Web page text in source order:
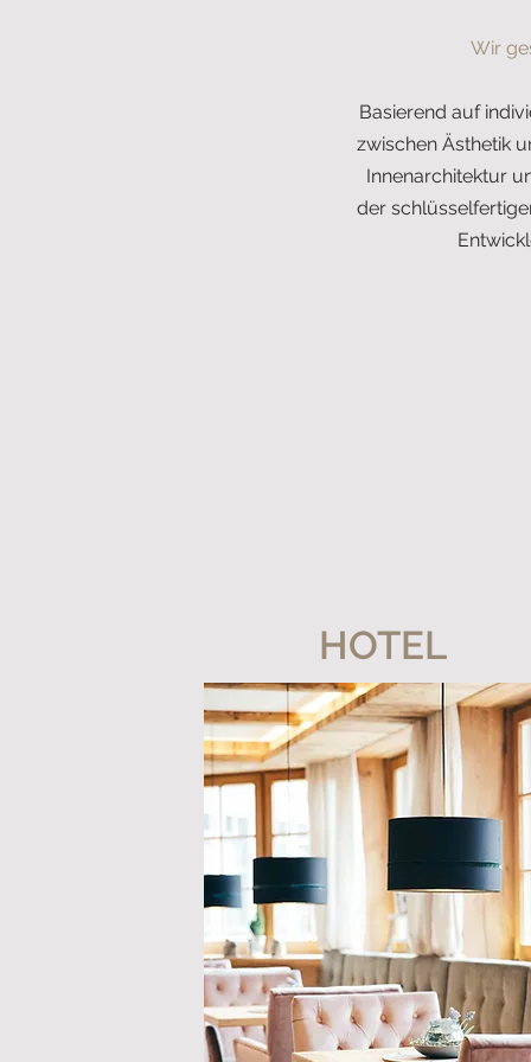
Wir
Basierend auf
zwischen Ästhetik
Innenarchitektur
der
HOTEL